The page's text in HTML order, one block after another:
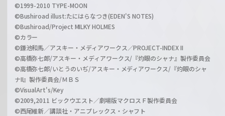
©1999-2010 TYPE-MOON
©Bushiroad illust:たにはらなつき(EDEN'S NOTES)
©Bushiroad/Project MILKY HOLMES
©カラー
©鎌池和馬／アスキー・メディアワークス／PROJECT-INDEX II
©高橋弥七郎/アスキー・メディアワークス/『灼眼のシャナ』製作委員会
©高橋弥七郎/いとうのいぢ/アスキー・メディアワークス/『灼眼のシャ
ナII』製作委員会/ＭＢＳ
©VisualArt's/Key
©2009,2011 ビックウエスト／劇場版マクロスＦ製作委員会
©西尾維新／講談社・アニプレックス・シャフト